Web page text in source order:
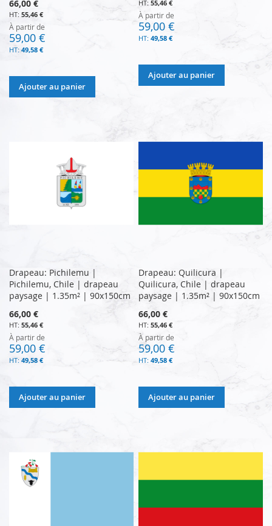
66,00 €
55,46 €
À partir de
59,00 €
49,58 €
Ajouter au panier
55,46 €
À partir de
59,00 €
49,58 €
Ajouter au panier
Drapeau: Pichilemu |
Pichilemu, Chile | drapeau
paysage | 1.35m² | 90x150cm
66,00 €
55,46 €
À partir de
59,00 €
49,58 €
Ajouter au panier
Drapeau: Quilicura |
Quilicura, Chile | drapeau
paysage | 1.35m² | 90x150cm
66,00 €
55,46 €
À partir de
59,00 €
49,58 €
Ajouter au panier